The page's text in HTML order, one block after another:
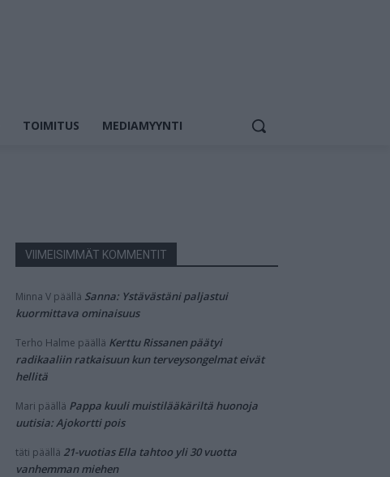
TOIMITUS MEDIAMYYNTI
VIIMEISIMMÄT KOMMENTIT
Minna V päällä Sanna: Ystävästäni paljastui
kuormittava ominaisuus
Terho Halme päällä Kerttu Rissanen päätyi
radikaaliin ratkaisuun kun terveysongelmat eivät
hellitä
Mari päällä Pappa kuuli muistilääkäriltä huonoja
uutisia: Ajokortti pois
täti päällä 21-vuotias Ella tahtoo yli 30 vuotta
vanhemman miehen